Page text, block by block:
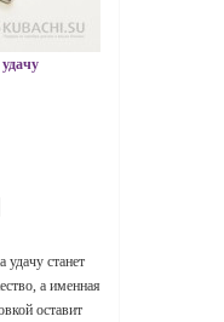
удачу станет
а именная
оставит